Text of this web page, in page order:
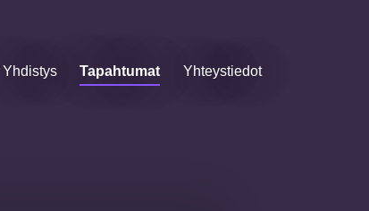
Yhdistys Tapahtumat Yhteystiedot